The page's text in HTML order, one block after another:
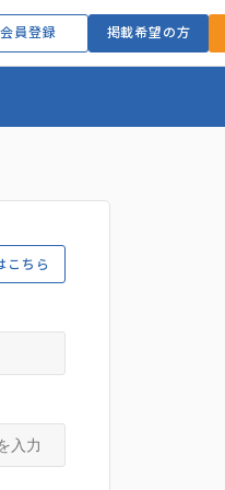
会員登録 掲載希望の方
こちら